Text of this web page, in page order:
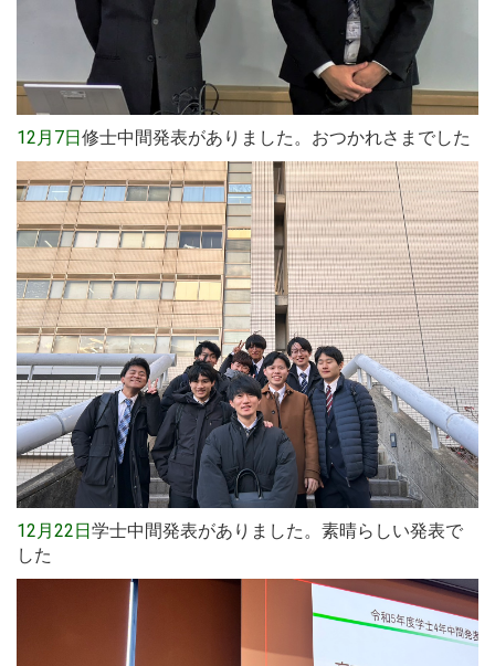
12月7日 修士中間発表がありました。おつかれさまでした
12月22日学士中間発表がありました。素晴らしい発表で
した